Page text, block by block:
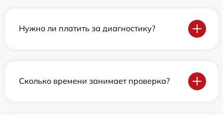
Нужно ли платить за диагностику?
Сколько времени занимает проверка?